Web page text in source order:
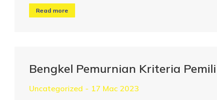
Read more
Bengkel Pemurnian Kriteria
Uncategorized
17 Mac 2023